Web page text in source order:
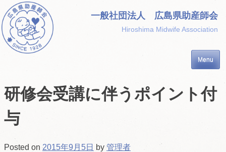
Skip
to
content
一般社団法人 広島県助産師会
Hiroshima Midwife Association
Menu
研修会受講に伴うポイント付
与
Posted on 2015年9月5日 by 管理者